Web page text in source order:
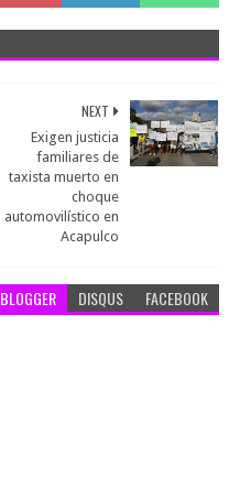
NEXT
Exigen justicia
familiares de
taxista muerto en
choque
automovilístico en
Acapulco
BLOGGER DISQUS FACEBOOK